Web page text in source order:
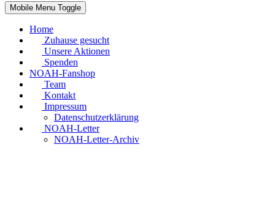
Mobile Menu Toggle
Home
Zuhause gesucht
Unsere Aktionen
Spenden
NOAH-Fanshop
Team
Kontakt
Impressum
Datenschutzerklärung
NOAH-Letter
NOAH-Letter-Archiv